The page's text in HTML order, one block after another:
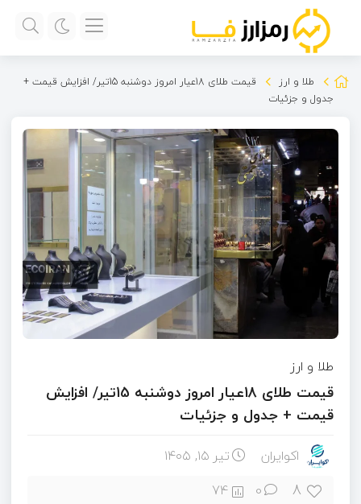
طلا و ارز
قیمت طلای 18عیار امروز دوشنبه 15تیر/ افزایش قیمت +
جدول و جزئیات
طلا و ارز
قیمت طلای 18عیار امروز دوشنبه 15تیر/ افزایش
قیمت + جدول و جزئیات
اکوایران تیر ۱۵, ۱۴۰۵
8
0
74